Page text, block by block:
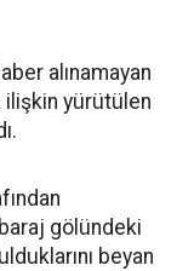
alınamayan
yürütülen
gölündeki
beyan